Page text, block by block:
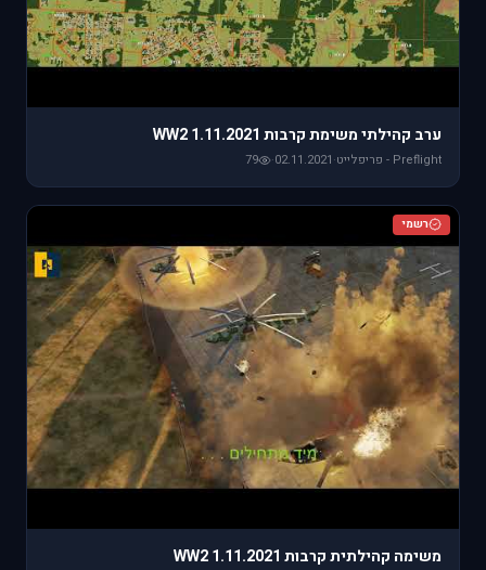
ערב קהילתי משימת קרבות WW2 1.11.2021
Preflight - פריפלייט ·
02.11.2021
·
79
רשמי
משימה קהילתית קרבות WW2 1.11.2021